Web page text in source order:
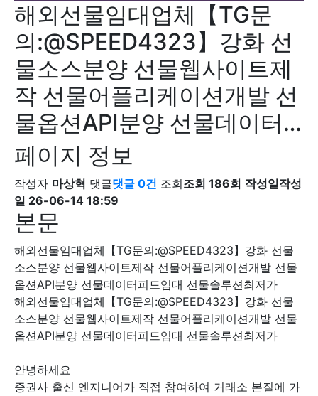
해외선물임대업체【TG문
의:@SPEED4323】강화 선
물소스분양 선물웹사이트제
작 선물어플리케이션개발 선
물옵션API분양 선물데이터…
페이지 정보
작성자 마상혁 댓글댓글 0건 조회조회 186회 작성일작성
일 26-06-14 18:59
본문
해외선물임대업체【TG문의:@SPEED4323】강화 선물
소스분양 선물웹사이트제작 선물어플리케이션개발 선물
옵션API분양 선물데이터피드임대 선물솔루션최저가
해외선물임대업체【TG문의:@SPEED4323】강화 선물
소스분양 선물웹사이트제작 선물어플리케이션개발 선물
옵션API분양 선물데이터피드임대 선물솔루션최저가
안녕하세요
증권사 출신 엔지니어가 직접 참여하여 거래소 본질에 가